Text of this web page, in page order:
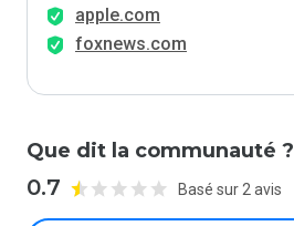
apple.com
foxnews.com
Que dit la communauté ?
0.7 Basé sur 2 avis